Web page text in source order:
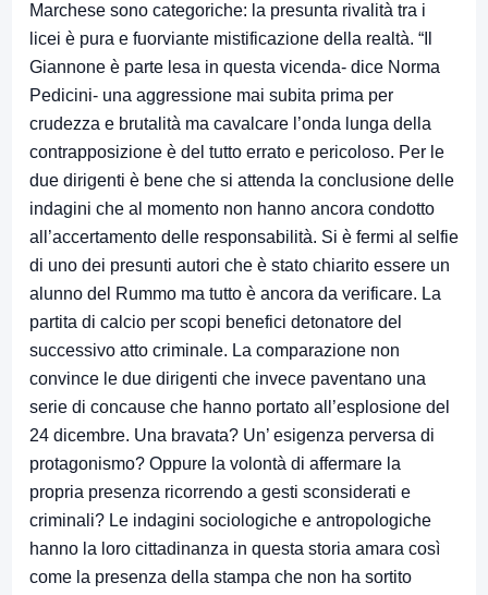
Marchese sono categoriche: la presunta rivalità tra i
licei è pura e fuorviante mistificazione della realtà. “Il
Giannone è parte lesa in questa vicenda- dice Norma
Pedicini- una aggressione mai subita prima per
crudezza e brutalità ma cavalcare l’onda lunga della
contrapposizione è del tutto errato e pericoloso. Per le
due dirigenti è bene che si attenda la conclusione delle
indagini che al momento non hanno ancora condotto
all’accertamento delle responsabilità. Si è fermi al selfie
di uno dei presunti autori che è stato chiarito essere un
alunno del Rummo ma tutto è ancora da verificare. La
partita di calcio per scopi benefici detonatore del
successivo atto criminale. La comparazione non
convince le due dirigenti che invece paventano una
serie di concause che hanno portato all’esplosione del
24 dicembre. Una bravata? Un’ esigenza perversa di
protagonismo? Oppure la volontà di affermare la
propria presenza ricorrendo a gesti sconsiderati e
criminali? Le indagini sociologiche e antropologiche
hanno la loro cittadinanza in questa storia amara così
come la presenza della stampa che non ha sortito